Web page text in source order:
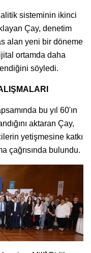
sisteminin ikinci
Çay, denetim
alan yeni bir döneme
ortamda daha
söyledi.
bu yıl 60'ın
aktaran Çay,
yetişmesine katkı
çağrısında bulundu.